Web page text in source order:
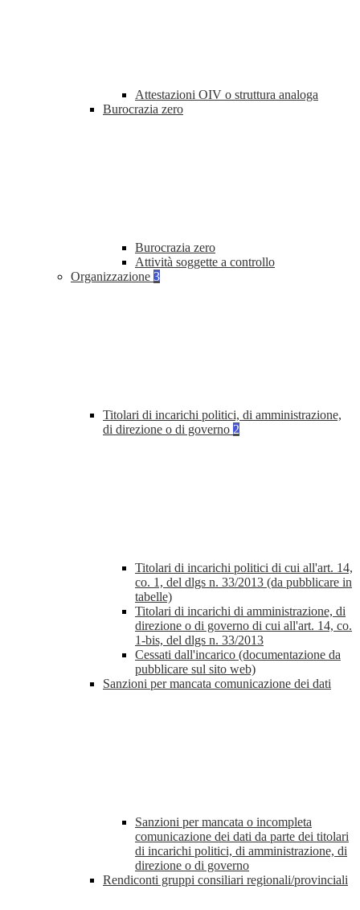
Attestazioni OIV o struttura analoga
Burocrazia zero
Burocrazia zero
Attività soggette a controllo
Organizzazione 3
Titolari di incarichi politici, di amministrazione,
di direzione o di governo 2
Titolari di incarichi politici di cui all'art. 14,
co. 1, del dlgs n. 33/2013 (da pubblicare in
tabelle)
Titolari di incarichi di amministrazione, di
direzione o di governo di cui all'art. 14, co.
1-bis, del dlgs n. 33/2013
Cessati dall'incarico (documentazione da
pubblicare sul sito web)
Sanzioni per mancata comunicazione dei dati
Sanzioni per mancata o incompleta
comunicazione dei dati da parte dei titolari
di incarichi politici, di amministrazione, di
direzione o di governo
Rendiconti gruppi consiliari regionali/provinciali